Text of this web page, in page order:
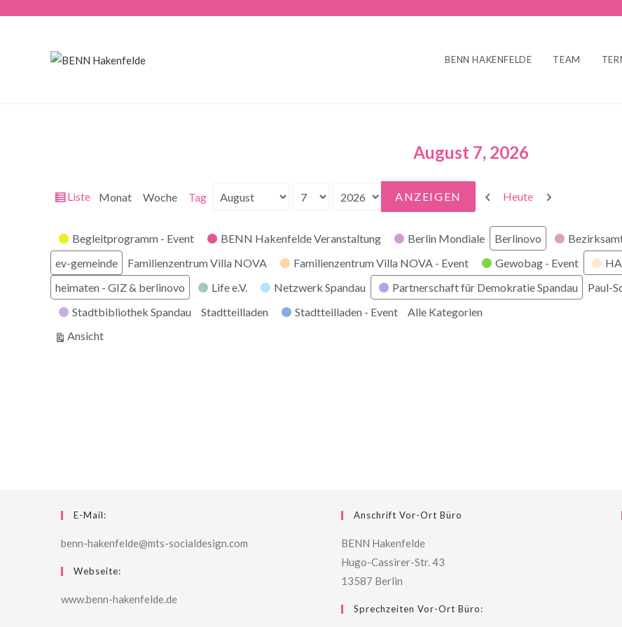
BENN HAKENFELDE TEAM
August 7, 2026
Ansicht
Liste Monat Woche Tag
Monat
Tag
Jahr
Zurück
Heute Weiter
Kategorien
Begleitprogramm - Event BENN Hakenfelde Veranstaltung Berlin Mondiale Berlinovo
ev-gemeinde
Familienzentrum Villa NOVA Familienzentrum Villa NOVA - Event Gewobag - Event
heimaten - GIZ & berlinovo
Life e.V. Netzwerk Spandau Partnerschaft für Demokratie Spandau Paul-
Stadtbibliothek Spandau
Stadtteilladen Stadtteilladen - Event
Alle Kategorien
Ansichtausdrucken
E-Mail:
benn-hakenfelde@mts-socialdesign.com
Webseite:
www.benn-hakenfelde.de
Anschrift Vor-Ort Büro
BENN Hakenfelde
Hugo-Cassirer-Str. 43
13587 Berlin
Sprechzeiten Vor-Ort Büro: